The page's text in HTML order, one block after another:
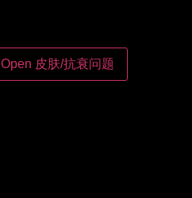
Open 皮肤/抗衰问题